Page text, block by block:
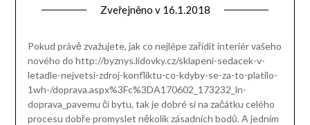
Zveřejněno v 16.1.2018
Pokud právě zvažujete, jak co nejlépe zařídit interiér vašeho
nového do http://byznys.lidovky.cz/sklapeni-sedacek-v-
letadle-nejvetsi-zdroj-konfliktu-co-kdyby-se-za-to-platilo-
1wh-/doprava.aspx%3Fc%3DA170602_173232_ln-
doprava_pavemu či bytu, tak je dobré si na začátku celého
procesu dobře promyslet několik zásadních bodů. A jedním